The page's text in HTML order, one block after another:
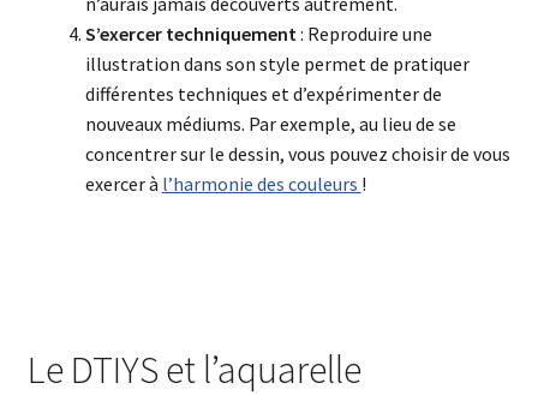
S’exercer techniquement: Reproduire une
illustration dans son style permet de pratiquer
différentes techniques et d’expérimenter de
nouveaux médiums. Par exemple, au lieu de se
concentrer sur le dessin, vous pouvez choisir de vous
exercer à l’harmonie des couleurs !
Le DTIYS et l’aquarelle